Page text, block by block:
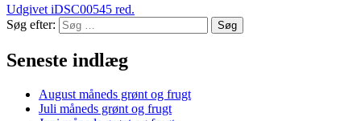
Udgivet iDSC00545 red.
Søg efter:
Søg
Seneste indlæg
August måneds grønt og frugt
Juli måneds grønt og frugt